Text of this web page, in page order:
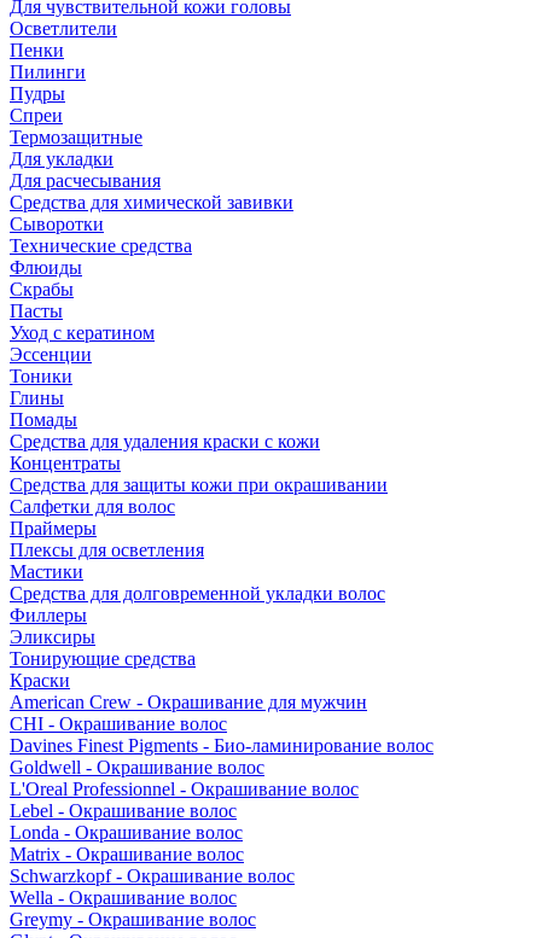
Для чувствительной кожи головы
Осветлители
Пенки
Пилинги
Пудры
Спреи
Термозащитные
Для укладки
Для расчесывания
Средства для химической завивки
Сыворотки
Технические средства
Флюиды
Скрабы
Пасты
Уход с кератином
Эссенции
Тоники
Глины
Помады
Средства для удаления краски с кожи
Концентраты
Средства для защиты кожи при окрашивании
Салфетки для волос
Праймеры
Плексы для осветления
Мастики
Средства для долговременной укладки волос
Филлеры
Эликсиры
Тонирующие средства
Краски
American Crew - Окрашивание для мужчин
CHI - Окрашивание волос
Davines Finest Pigments - Био-ламинирование волос
Goldwell - Окрашивание волос
L'Oreal Professionnel - Окрашивание волос
Lebel - Окрашивание волос
Londa - Окрашивание волос
Matrix - Окрашивание волос
Schwarzkopf - Окрашивание волос
Wella - Окрашивание волос
Greymy - Окрашивание волос